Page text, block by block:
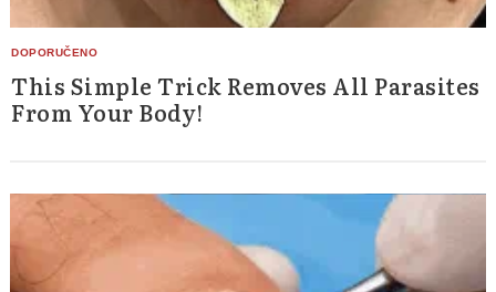
This Simple Trick Removes All Parasites
From Your Body!